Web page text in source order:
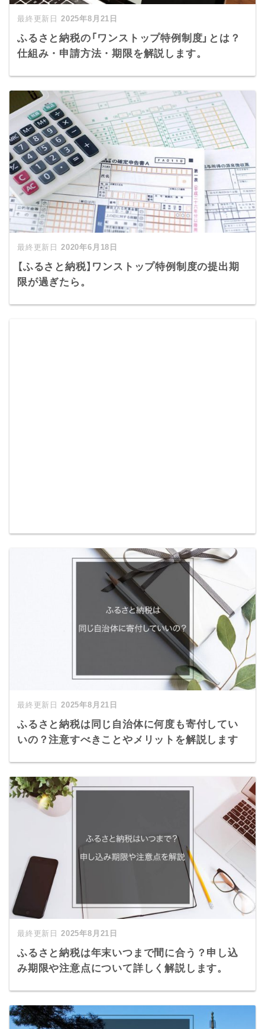
2025年8月21日
ふるさと納税の「ワンストップ特例制度」とは？
仕組み・申請方法・期限を解説します。
2020年6月18日
【ふるさと納税】ワンストップ特例制度の提出期
限が過ぎたら。
2025年8月21日
ふるさと納税は同じ自治体に何度も寄付してい
いの？注意すべきことやメリットを解説します
2025年8月21日
ふるさと納税は年末いつまで間に合う？申し込
み期限や注意点について詳しく解説します。